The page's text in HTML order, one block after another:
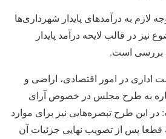
لازم به درآمدهای پایدار شهرداری‌ها
در قالب لایحه درآمد پایدار
بررسی است.
اداری در امور اقتصادی، اراضی و
به طرح مجلس در خصوص آرای
ماده ۱۰۰ گفت: در این طرح تبصره‌هایی نیز برای موارد
پس از تصویب نهایی جزئیات آن